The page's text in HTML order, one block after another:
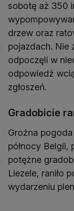
sobotę aż 350
drzew oraz
pojazdach. Nie
odpoczęli w
odpowiedź
zgłoszeń.
Gradobicie
Groźna
północy Belgii,
potężne
Liezele, raniło
wydarzeniu